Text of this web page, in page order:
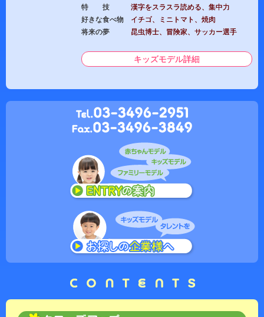
特 技
漢字をスラスラ読める、集中力
好きな食べ物
イチゴ、ミニトマト、焼肉
将来の夢
昆虫博士、冒険家、サッカー選手
キッズモデル詳細